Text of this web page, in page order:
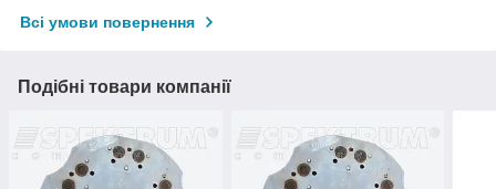
Всі умови повернення
Подібні товари компанії